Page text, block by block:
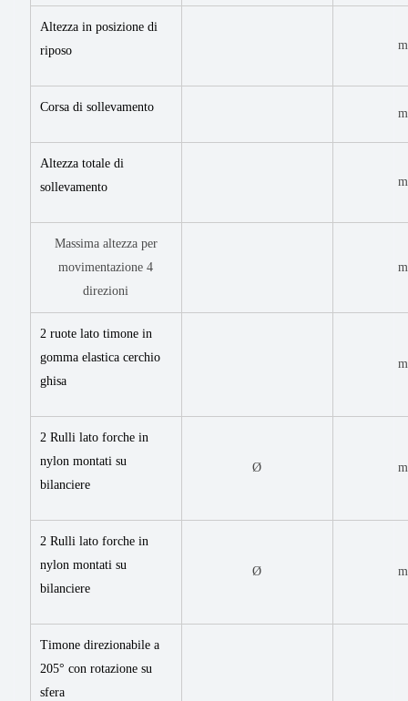
Altezza in posizione di
riposo
Corsa di sollevamento
Altezza totale di
sollevamento
Massima altezza per
movimentazione 4
direzioni
2 ruote lato timone in
gomma elastica cerchio
ghisa
2 Rulli lato forche in
nylon montati su
bilanciere
Ø
2 Rulli lato forche in
nylon montati su
bilanciere
Ø
Timone direzionabile a
205° con rotazione su
sfera